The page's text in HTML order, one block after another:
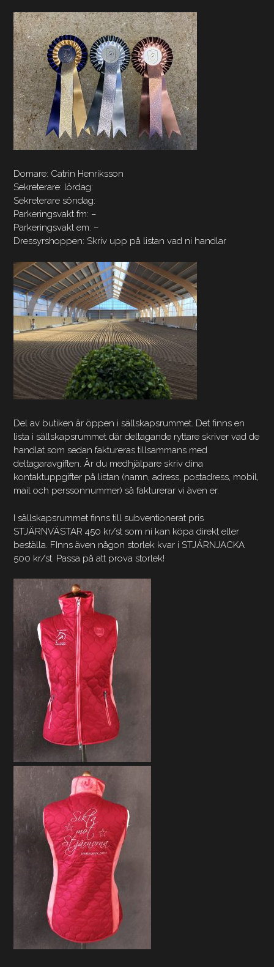
Domare: Catrin Henriksson
Sekreterare: lördag:
Sekreterare söndag:
Parkeringsvakt fm: –
Parkeringsvakt em: –
Dressyrshoppen: Skriv upp på listan vad ni handlar
Del av butiken är öppen i sällskapsrummet. Det finns en
lista i sällskapsrummet där deltagande ryttare skriver vad de
handlat som sedan faktureras tillsammans med
deltagaravgiften. Är du medhjälpare skriv dina
kontaktuppgifter på listan (namn, adress, postadress, mobil,
mail och perssonnummer) så fakturerar vi även er.
I sällskapsrummet finns till subventionerat pris
STJÄRNVÄSTAR 450 kr/st som ni kan köpa direkt eller
beställa. FInns även någon storlek kvar i STJÄRNJACKA
500 kr/st. Passa på att prova storlek!